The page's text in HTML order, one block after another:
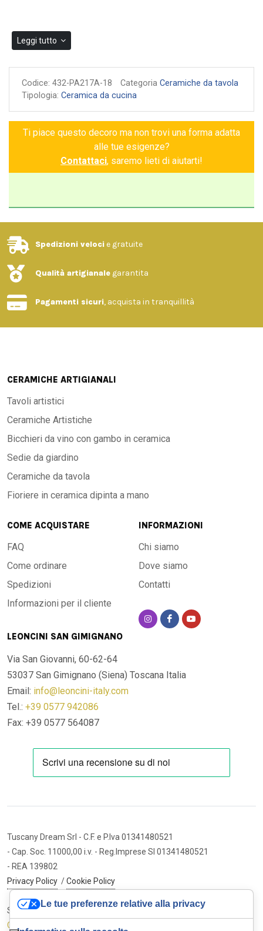
Leggi tutto
Codice: 432-PA217A-18 Categoria Ceramiche da tavola
Tipologia: Ceramica da cucina
Ti piace questo decoro ma non trovi una forma adatta
alle tue esigenze?
Contattaci, saremo lieti di aiutarti!
Spedizioni veloci e gratuite
Qualità artigianale garantita
Pagamenti sicuri, acquista in tranquillità
CERAMICHE ARTIGIANALI
Tavoli artistici
Ceramiche Artistiche
Bicchieri da vino con gambo in ceramica
Sedie da giardino
Ceramiche da tavola
Fioriere in ceramica dipinta a mano
COME ACQUISTARE
FAQ
Come ordinare
Spedizioni
Informazioni per il cliente
INFORMAZIONI
Chi siamo
Dove siamo
Contatti
LEONCINI SAN GIMIGNANO
Via San Giovanni, 60-62-64
53037 San Gimignano (Siena) Toscana Italia
Email: info@leoncini-italy.com
Tel.: +39 0577 942086
Fax: +39 0577 564087
Tuscany Dream Srl - C.F. e P.Iva 01341480521
- Cap. Soc. 11000,00 i.v. - Reg.Imprese SI 01341480521
- REA 139802
Privacy Policy /Cookie Policy
Sito internet ed e-commerce
Cybermarket Web Agency
Le tue preferenze relative alla privacy